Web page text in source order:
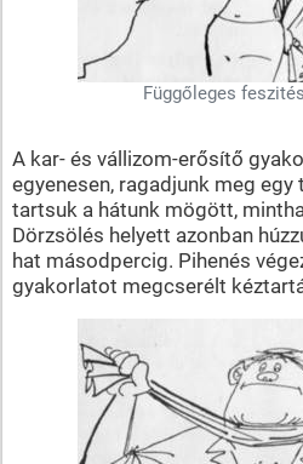
Függőleges
A kar- és vállizom-erősítő
egyenesen, ragadjunk meg
tartsuk a hátunk mögött,
Dörzsölés helyett azonban
hat másodpercig. Pihenés
gyakorlatot megcserélt